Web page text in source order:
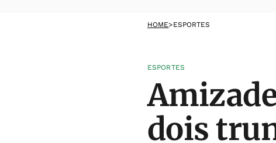
HOME>ESPORTES
ESPORTES
dois